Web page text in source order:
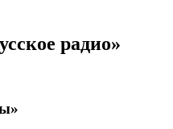
радио»